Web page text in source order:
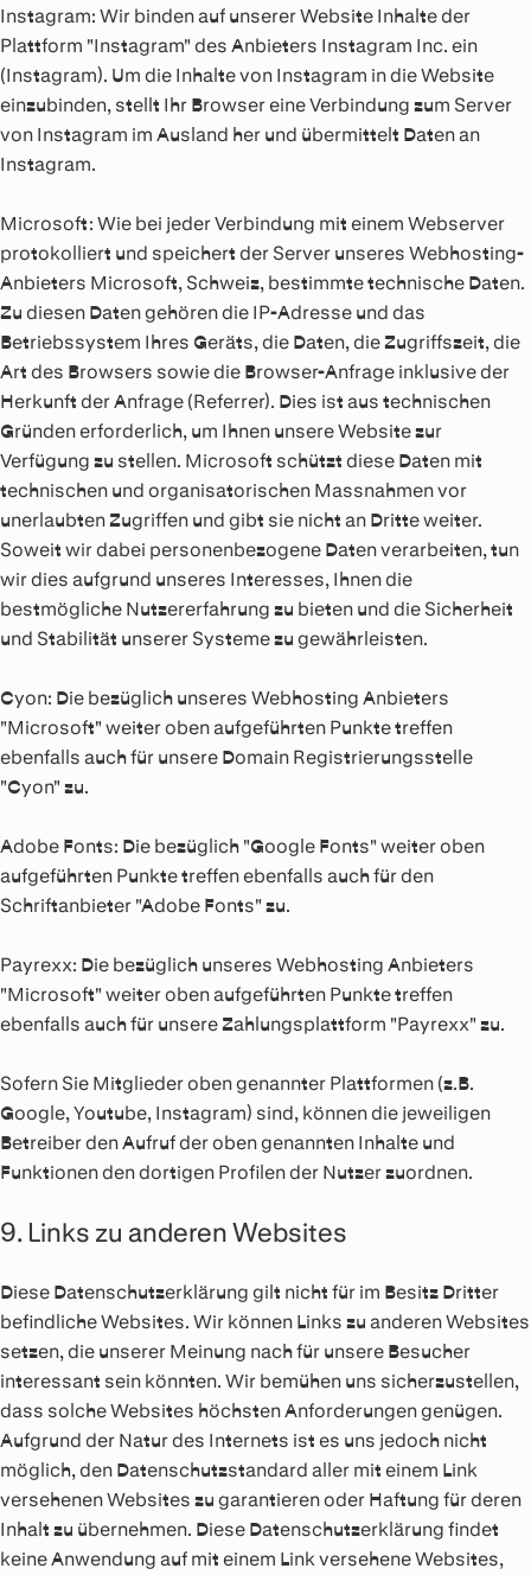
Instagram: Wir binden auf unserer Website Inhalte der
Plattform "Instagram" des Anbieters Instagram Inc. ein
(Instagram). Um die Inhalte von Instagram in die Website
einzubinden, stellt Ihr Browser eine Verbindung zum Server
von Instagram im Ausland her und übermittelt Daten an
Instagram.
Microsoft: Wie bei jeder Verbindung mit einem Webserver
protokolliert und speichert der Server unseres Webhosting-
Anbieters Microsoft, Schweiz, bestimmte technische Daten.
Zu diesen Daten gehören die IP-Adresse und das
Betriebssystem Ihres Geräts, die Daten, die Zugriffszeit, die
Art des Browsers sowie die Browser-Anfrage inklusive der
Herkunft der Anfrage (Referrer). Dies ist aus technischen
Gründen erforderlich, um Ihnen unsere Website zur
Verfügung zu stellen. Microsoft schützt diese Daten mit
technischen und organisatorischen Massnahmen vor
unerlaubten Zugriffen und gibt sie nicht an Dritte weiter.
Soweit wir dabei personenbezogene Daten verarbeiten, tun
wir dies aufgrund unseres Interesses, Ihnen die
bestmögliche Nutzererfahrung zu bieten und die Sicherheit
und Stabilität unserer Systeme zu gewährleisten.
Cyon: Die bezüglich unseres Webhosting Anbieters
"Microsoft" weiter oben aufgeführten Punkte treffen
ebenfalls auch für unsere Domain Registrierungsstelle
"Cyon" zu.
Adobe Fonts: Die bezüglich "Google Fonts" weiter oben
aufgeführten Punkte treffen ebenfalls auch für den
Schriftanbieter "Adobe Fonts" zu.
Payrexx: Die bezüglich unseres Webhosting Anbieters
"Microsoft" weiter oben aufgeführten Punkte treffen
ebenfalls auch für unsere Zahlungsplattform "Payrexx" zu.
Sofern Sie Mitglieder oben genannter Plattformen (z.B.
Google, Youtube, Instagram) sind, können die jeweiligen
Betreiber den Aufruf der oben genannten Inhalte und
Funktionen den dortigen Profilen der Nutzer zuordnen.
9. Links zu anderen Websites
Diese Datenschutzerklärung gilt nicht für im Besitz Dritter
befindliche Websites. Wir können Links zu anderen Websites
setzen, die unserer Meinung nach für unsere Besucher
interessant sein könnten. Wir bemühen uns sicherzustellen,
dass solche Websites höchsten Anforderungen genügen.
Aufgrund der Natur des Internets ist es uns jedoch nicht
möglich, den Datenschutzstandard aller mit einem Link
versehenen Websites zu garantieren oder Haftung für deren
Inhalt zu übernehmen. Diese Datenschutzerklärung findet
keine Anwendung auf mit einem Link versehene Websites,